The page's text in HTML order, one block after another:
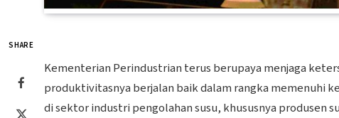
SHARE
Kementerian Perindustrian terus berupaya menjaga
produktivitasnya berjalan baik dalam rangka memenuhi
di sektor industri pengolahan susu, khususnya produsen